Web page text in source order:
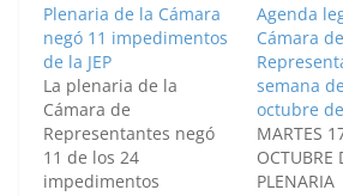
Plenaria de la Cámara
negó 11 impedimentos
de la JEP
La plenaria de la
Cámara de
Representantes negó
11 de los 24
impedimentos
Agenda
Cámara de
semana
octubre
MARTES
OCTUBRE